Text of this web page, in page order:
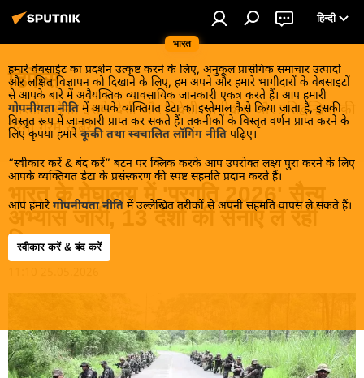
भारत
हिन्दी
हमारे वेबसाईट का प्रदर्शन उत्कृष्ट करने के लिए, अनुकूल प्रासंगिक समाचार उत्पादों
और लक्षित विज्ञापन को दिखाने के लिए, हम अपने और हमारे भागीदारों के वेबसाइटों
से आपके बारे में अवैयक्तिक व्यावसायिक जानकारी एकत्र करते हैं। आप हमारी
गोपनीयता नीति में आपके व्यक्तिगत डेटा का इस्तेमाल कैसे किया जाता है, इसकी
विस्तृत रूप में जानकारी प्राप्त कर सकते हैं। तकनीकों के विस्तृत वर्णन प्राप्त करने के
लिए कृपया हमारे कूकी तथा स्वचालित लॉगिंग नीति पढ़िए।
“स्वीकार करें & बंद करें” बटन पर क्लिक करके आप उपरोक्त लक्ष्य पुरा करने के लिए
आपके व्यक्तिगत डेटा के प्रसंस्करण की स्पष्ट सहमति प्रदान करते हैं।
आप हमारे गोपनीयता नीति में उल्लेखित तरीकों से अपनी सहमति वापस ले सकते हैं।
स्वीकार करें & बंद करें
डिफेंस
भारतीय सेना, इसके देशी और विदेशी भागीदारों और प्रतिद्वन्द्वियों की
गरमा गरम खबरें।
भारत के मेघालय में 'प्रगति 2026' सैन्य
अभ्यास जारी, 13 देशों की सेनाएं ले रहीं
हिस्सा